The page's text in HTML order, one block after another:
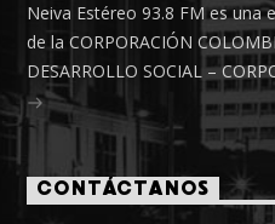
Neiva Estéreo 93.8 FM es
de la CORPORACIÓN
DESARROLLO SOCIAL –
CONTÁCTANOS